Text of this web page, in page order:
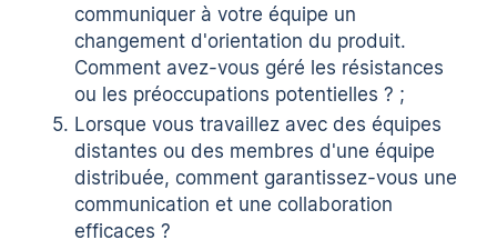
communiquer à votre équipe un
changement d'orientation du produit.
Comment avez-vous géré les résistances
ou les préoccupations potentielles ? ;
Lorsque vous travaillez avec des équipes
distantes ou des membres d'une équipe
distribuée, comment garantissez-vous une
communication et une collaboration
efficaces ?